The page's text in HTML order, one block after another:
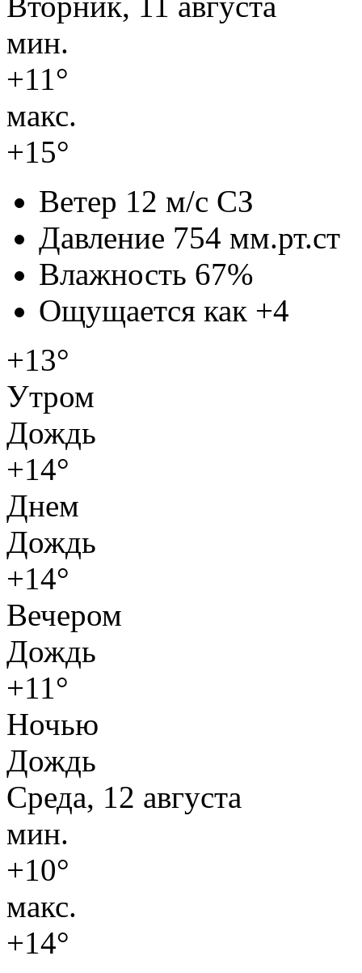
мин.
+11°
макс.
+15°
Ветер 12 м/с СЗ
Давление 754 мм.рт.ст
Влажность 67%
Ощущается как +4
+13°
Утром
Дождь
+14°
Днем
Дождь
+14°
Вечером
Дождь
+11°
Ночью
Дождь
Среда, 12 августа
мин.
+10°
макс.
+14°